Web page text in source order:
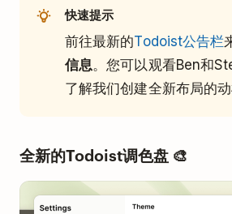
快速提示
前往最新的Todoist公告栏
信息。您可以观看Ben和
了解我们创建全新布局的动
全新的Todoist调色盘 🎨